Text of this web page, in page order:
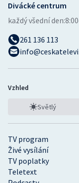
TV program
Živé vysílání
TV poplatky
Teletext
Divácké centrum
každý všední den:
261 136 113
Vzhled
Světlý